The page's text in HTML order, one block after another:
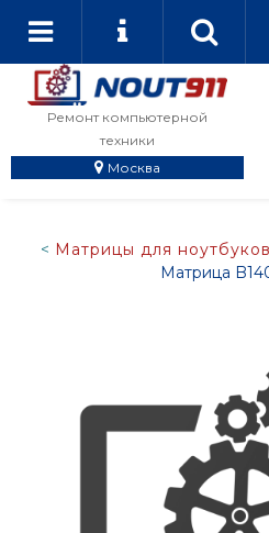
Ремонт компьютерной
техники
Москва
Матрицы для ноутбуков
Матрица